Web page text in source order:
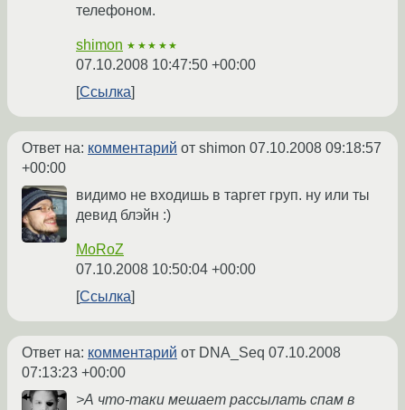
телефоном.
shimon ★★★★★
07.10.2008 10:47:50 +00:00
Ссылка
Ответ на: комментарий от shimon 07.10.2008 09:18:57
+00:00
видимо не входишь в таргет груп. ну или ты
девид блэйн :)
MoRoZ
07.10.2008 10:50:04 +00:00
Ссылка
Ответ на: комментарий от DNA_Seq 07.10.2008
07:13:23 +00:00
>А что-таки мешает рассылать спам в